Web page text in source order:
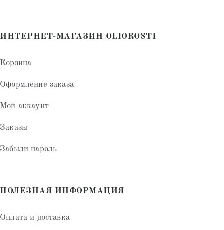
ИНТЕРНЕТ-МАГАЗИН OLIOROSTI
Корзина
Оформление заказа
Мой аккаунт
Заказы
Забыли пароль
ПОЛЕЗНАЯ ИНФОРМАЦИЯ
Оплата и доставка